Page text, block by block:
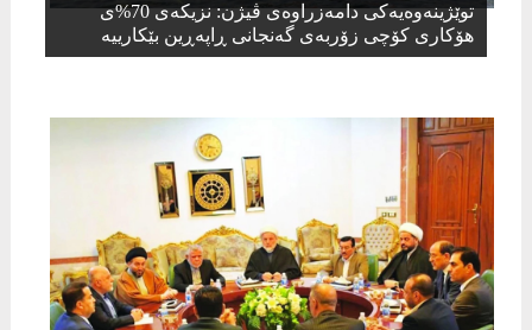
توێژینەوەیەکی دامەزراوەی ڤیژن: نزیكەی 70%ی
هۆکاری کۆچی زۆربەی گەنجانی ڕاپەڕین بێکارییە